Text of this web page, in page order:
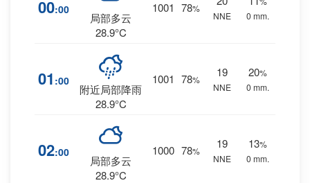
00:00
局部多云
28.9°C
1001 78%
NNE
0 mm.
01 :00
附近局部降雨
28.9°C
1001 78%
19
NNE
20%
0 mm.
02:00
局部多云
28.9°C
1000 78%
19
NNE
13%
0 mm.